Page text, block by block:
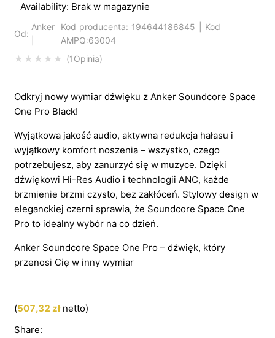
1Opinia
Availability: Brak w magazynie
Od:
Anker
Kod producenta: 194644186845 | Kod
AMPQ:63004
Odkryj nowy wymiar dźwięku z Anker Soundcore Space
One Pro Black!
Wyjątkowa jakość audio, aktywna redukcja hałasu i
wyjątkowy komfort noszenia – wszystko, czego
potrzebujesz, aby zanurzyć się w muzyce. Dzięki
dźwiękowi Hi-Res Audio i technologii ANC, każde
brzmienie brzmi czysto, bez zakłóceń. Stylowy design w
eleganckiej czerni sprawia, że Soundcore Space One
Pro to idealny wybór na co dzień.
Anker Soundcore Space One Pro – dźwięk, który
przenosi Cię w inny wymiar
(507,32 złnetto)
Share: